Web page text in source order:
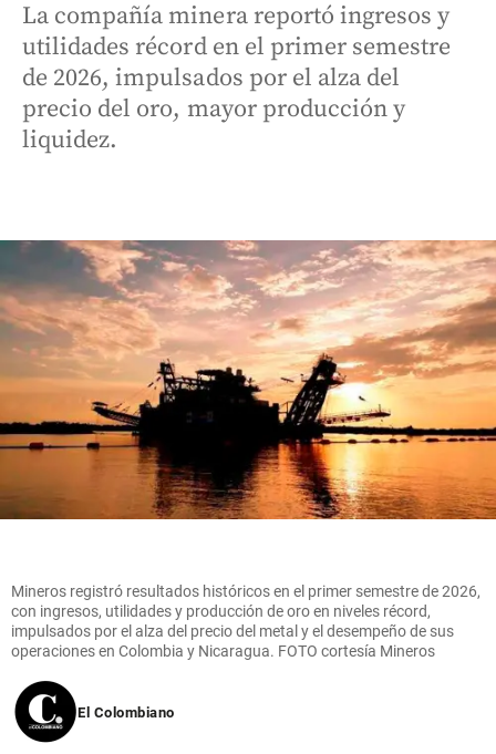
La compañía minera reportó ingresos y
utilidades récord en el primer semestre
de 2026, impulsados por el alza del
precio del oro, mayor producción y
liquidez.
Mineros registró resultados históricos en el primer semestre de 2026,
con ingresos, utilidades y producción de oro en niveles récord,
impulsados por el alza del precio del metal y el desempeño de sus
operaciones en Colombia y Nicaragua. FOTO cortesía Mineros
El Colombiano